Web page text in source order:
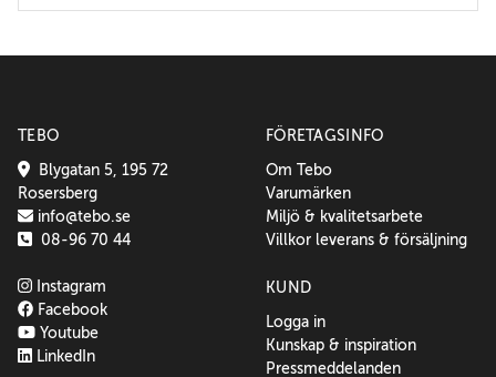
TEBO
Blygatan 5, 195 72
Rosersberg
info@tebo.se
08-96 70 44
Instagram
Facebook
Youtube
LinkedIn
FÖRETAGSINFO
Om Tebo
Varumärken
Miljö & kvalitetsarbete
Villkor leverans & försäljning
KUND
Logga in
Kunskap & inspiration
Pressmeddelanden